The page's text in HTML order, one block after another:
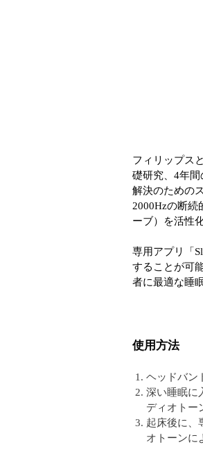
フィリップス
礎研究、4年
解決のための
2000Hzの断続
ーブ）を活性
専用アプリ「
することが可
者に最適な睡
使用方法
ヘッドバン
深い睡眠に
ディオトー
起床後に、
オトーンに